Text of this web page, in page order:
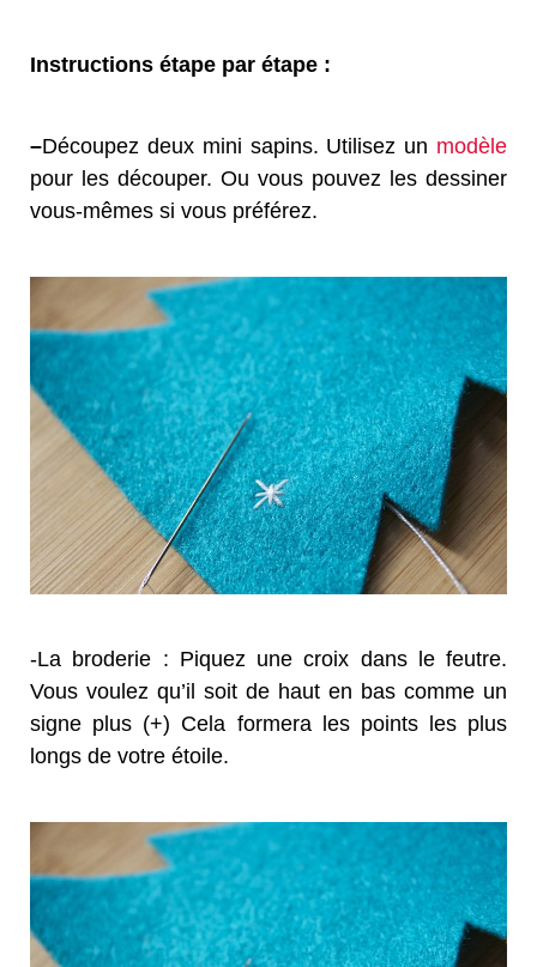
Instructions étape par étape :
–Découpez deux mini sapins. Utilisez un modèle
pour les découper. Ou vous pouvez les dessiner
vous-mêmes si vous préférez.
-La broderie : Piquez une croix dans le feutre.
Vous voulez qu’il soit de haut en bas comme un
signe plus (+) Cela formera les points les plus
longs de votre étoile.